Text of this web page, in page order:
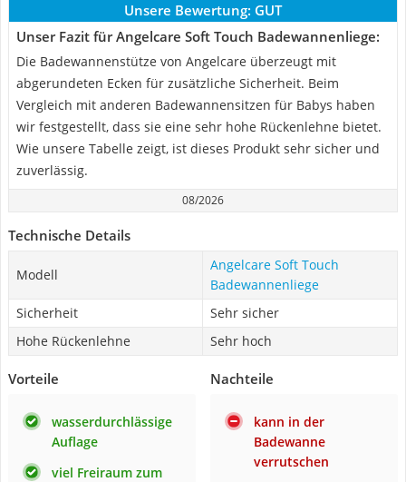
Unsere Bewertung: GUT
Unser Fazit für Angelcare Soft Touch Badewannenliege:
Die Badewannenstütze von Angelcare überzeugt mit
abgerundeten Ecken für zusätzliche Sicherheit. Beim
Vergleich mit anderen Badewannensitzen für Babys haben
wir festgestellt, dass sie eine sehr hohe Rückenlehne bietet.
Wie unsere Tabelle zeigt, ist dieses Produkt sehr sicher und
zuverlässig.
08/2026
Technische Details
Modell
Angelcare Soft Touch
Badewannenliege
Sicherheit
Sehr sicher
Hohe Rückenlehne
Sehr hoch
Vorteile
wasserdurchlässige
Auflage
viel Freiraum zum
Nachteile
kann in der
Badewanne
verrutschen